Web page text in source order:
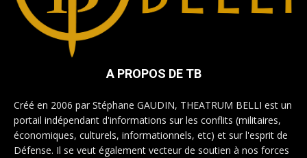
A PROPOS DE TB
Créé en 2006 par Stéphane GAUDIN, THEATRUM BELLI est un
portail indépendant d'informations sur les conflits (militaires,
économiques, culturels, informationnels, etc) et sur l'esprit de
Défense. Il se veut également vecteur de soutien à nos forces